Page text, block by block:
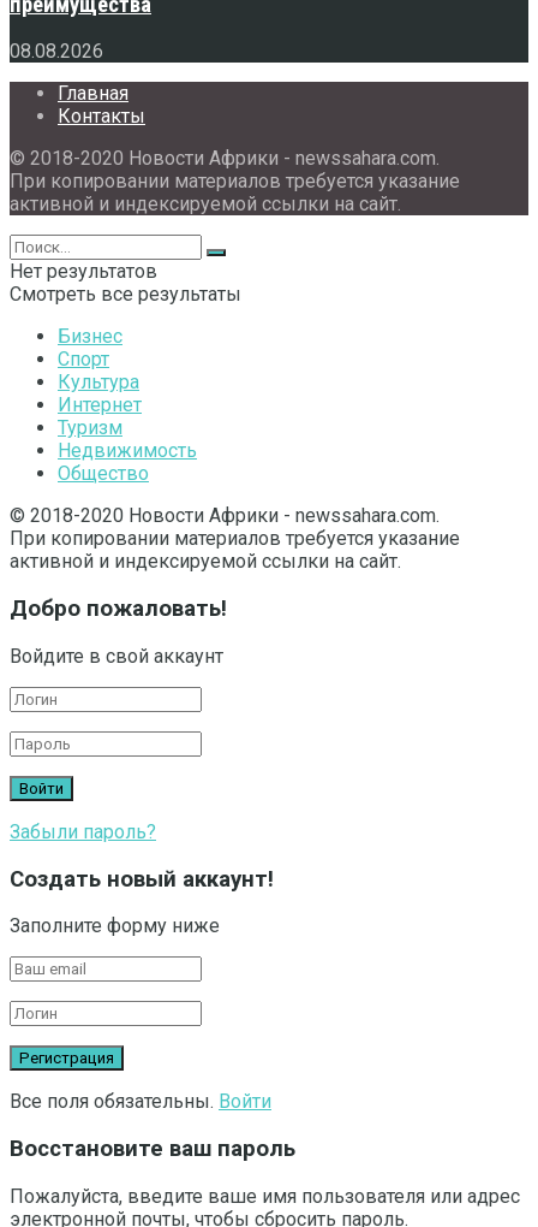
08.08.2026
Главная
Контакты
© 2018-2020 Новости Африки - newssahara.com.
При копировании материалов требуется указание
активной и индексируемой ссылки на сайт.
Нет результатов
Смотреть все результаты
Бизнес
Спорт
Культура
Интернет
Туризм
Недвижимость
Общество
© 2018-2020 Новости Африки - newssahara.com.
При копировании материалов требуется указание
активной и индексируемой ссылки на сайт.
Добро пожаловать!
Войдите в свой аккаунт
Забыли пароль?
Создать новый аккаунт!
Заполните форму ниже
Все поля обязательны. Войти
Восстановите ваш пароль
Пожалуйста, введите ваше имя пользователя или адрес
электронной почты, чтобы сбросить пароль.